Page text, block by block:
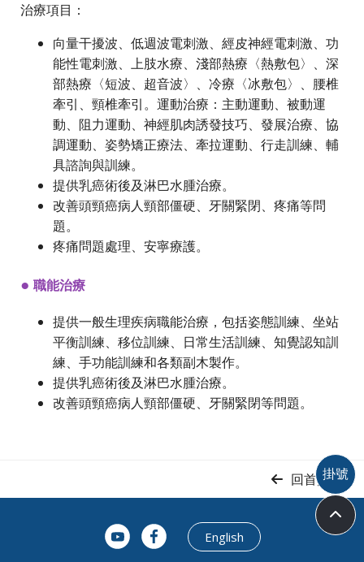
治療項目：
向量干擾波、低週波電刺激、經皮神經電刺激、功
能性電刺激、上肢水療、淺部熱療〈熱敷包〉、深
部熱療〈短波、超音波〉、冷療〈冰敷包〉、腰椎
牽引、頸椎牽引。運動治療：主動運動、被動運
動、阻力運動、神經肌肉誘發技巧、發展治療、協
調運動、姿勢矯正療法、牽拉運動、行走訓練、輔
具諮詢與訓練。
提供乳癌術後及淋巴水腫治療。
改善頭頸癌病人頸部僵硬、牙關緊閉、疼痛等問
題。
疼痛問題處理、安寧療護。
● 職能治療
提供一般生理疾病職能治療，包括姿態訓練、坐站
平衡訓練、移位訓練、日常生活訓練、知覺認知訓
練、手功能訓練和各類副木製作。
提供乳癌術後及淋巴水腫治療。
改善頭頸癌病人頸部僵硬、牙關緊閉等問題。
回首頁
English
掛號